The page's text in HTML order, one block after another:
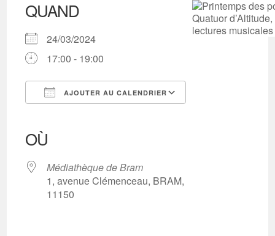
QUAND
24/03/2024
17:00 - 19:00
AJOUTER AU CALENDRIER
OÙ
Médiathèque de Bram
1, avenue Clémenceau, BRAM,
11150